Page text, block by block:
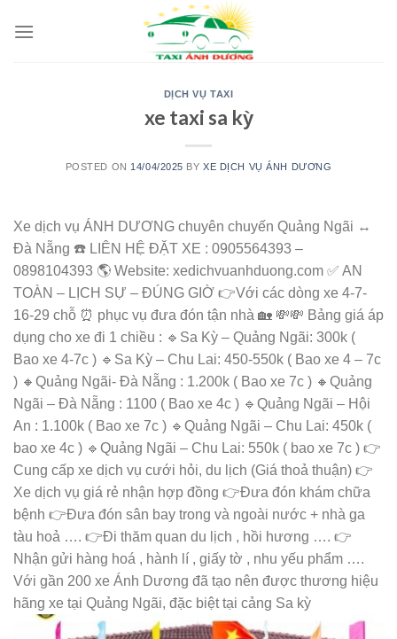
DỊCH VỤ TAXI
xe taxi sa kỳ
POSTED ON 14/04/2025 BYXE DỊCH VỤ ÁNH DƯƠNG
Xe dịch vụ ÁNH DƯƠNG chuyên chuyến Quảng Ngãi ↔️
Đà Nẵng ☎️ LIÊN HỆ ĐẶT XE : 0905564393 –
0898104393 🌎 Website: xedichvuanhduong.com ✅ AN
TOÀN – LỊCH SỰ – ĐÚNG GIỜ 👉Với các dòng xe 4-7-
16-29 chỗ ⏰ phục vụ đưa đón tận nhà 🏡 💸💸 Bảng giá áp
dụng cho xe đi 1 chiều : 🔹Sa Kỳ – Quảng Ngãi: 300k (
Bao xe 4-7c ) 🔹Sa Kỳ – Chu Lai: 450-550k ( Bao xe 4 – 7c
) 🔸Quảng Ngãi- Đà Nẵng : 1.200k ( Bao xe 7c ) 🔸Quảng
Ngãi – Đà Nẵng : 1100 ( Bao xe 4c ) 🔹Quảng Ngãi – Hội
An : 1.100k ( Bao xe 7c ) 🔹Quảng Ngãi – Chu Lai: 450k (
bao xe 4c ) 🔹Quảng Ngãi – Chu Lai: 550k ( bao xe 7c ) 👉
Cung cấp xe dịch vụ cưới hỏi, du lịch (Giá thoả thuận) 👉
Xe dịch vụ giá rẻ nhận hợp đồng 👉Đưa đón khám chữa
bệnh 👉Đưa đón sân bay trong và ngoài nước + nhà ga
tàu hoả …. 👉Đi thăm quan du lịch , hồi hương …. 👉
Nhận gửi hàng hoá , hành lí , giấy tờ , nhu yếu phẩm ….
Với gần 200 xe Ánh Dương đã tạo nên được thương hiệu
hãng xe tại Quảng Ngãi, đặc biệt tại cảng Sa kỳ